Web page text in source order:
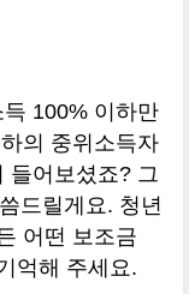
100% 이하만
의 중위소득자
들어보셨죠? 그
드릴게요. 청년
어떤 보조금
억해 주세요.